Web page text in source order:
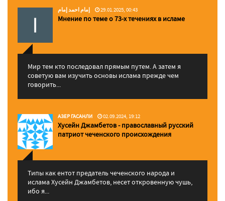
إمام احمد إمام 29.01.2025, 00:43
Мнение по теме о 73-х течениях в исламе
Мир тем кто последовал прямым путем. А затем я
советую вам изучить основы ислама прежде чем
говорить...
АЗЕР ГАСАНЛИ 02.09.2024, 19:12
Хусейн Джамбетов - православный русский
патриот чеченского происхождения
Типы как ентот предатель чеченского народа и
ислама Хусейн Джамбетов, несет откровенную чушь,
ибо я...